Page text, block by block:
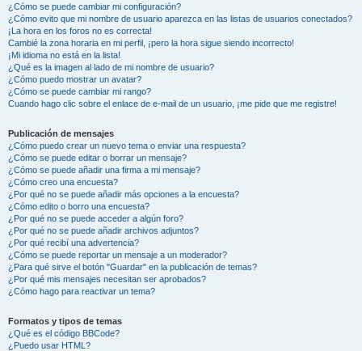
¿Cómo se puede cambiar mi configuración?
¿Cómo evito que mi nombre de usuario aparezca en las listas de usuarios conectados?
¡La hora en los foros no es correcta!
Cambié la zona horaria en mi perfil, ¡pero la hora sigue siendo incorrecto!
¡Mi idioma no está en la lista!
¿Qué es la imagen al lado de mi nombre de usuario?
¿Cómo puedo mostrar un avatar?
¿Cómo se puede cambiar mi rango?
Cuando hago clic sobre el enlace de e-mail de un usuario, ¡me pide que me registre!
Publicación de mensajes
¿Cómo puedo crear un nuevo tema o enviar una respuesta?
¿Cómo se puede editar o borrar un mensaje?
¿Cómo se puede añadir una firma a mi mensaje?
¿Cómo creo una encuesta?
¿Por qué no se puede añadir más opciones a la encuesta?
¿Cómo edito o borro una encuesta?
¿Por qué no se puede acceder a algún foro?
¿Por qué no se puede añadir archivos adjuntos?
¿Por qué recibí una advertencia?
¿Cómo se puede reportar un mensaje a un moderador?
¿Para qué sirve el botón "Guardar" en la publicación de temas?
¿Por qué mis mensajes necesitan ser aprobados?
¿Cómo hago para reactivar un tema?
Formatos y tipos de temas
¿Qué es el código BBCode?
¿Puedo usar HTML?